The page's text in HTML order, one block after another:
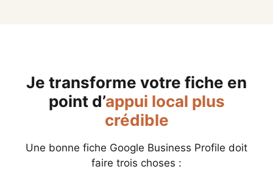
Je transforme votre fiche en
point d’appui local plus
crédible
Une bonne fiche Google Business Profile doit
faire trois choses :